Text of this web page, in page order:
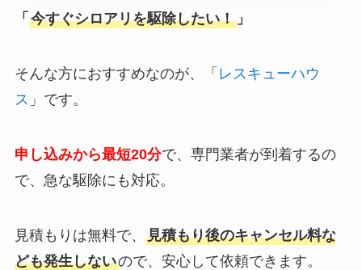
「 今すぐシロアリを駆除したい！」
そんな方におすすめなのが、「 レスキューハウ
ス 」です。
申し込みから最短20分で、専門業者が到着するの
で、急な駆除にも対応。
見積もりは無料で、 見積もり後のキャンセル料な
ども発生しないので、安心して依頼できます。